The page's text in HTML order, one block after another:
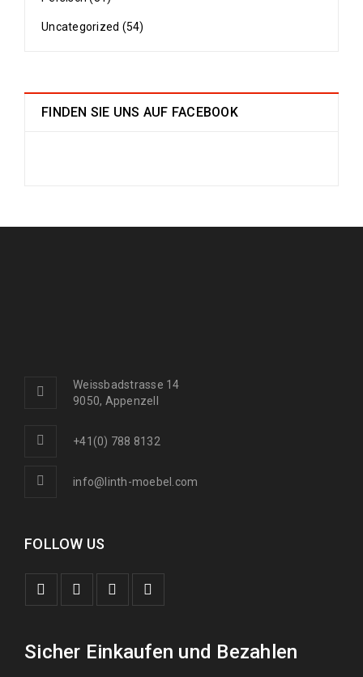
Uncategorized (54)
FINDEN SIE UNS AUF FACEBOOK
Weissbadstrasse 14
9050, Appenzell
+41(0) 788 8132
info@linth-moebel.com
FOLLOW US
Sicher Einkaufen und Bezahlen